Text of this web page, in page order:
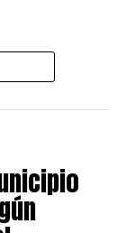
se
específicos
hay